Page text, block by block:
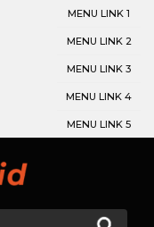
MENU LINK 1
MENU LINK 2
MENU LINK 3
MENU LINK 4
MENU LINK 5